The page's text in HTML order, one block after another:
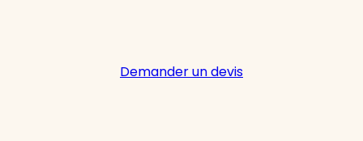
Demander un devis